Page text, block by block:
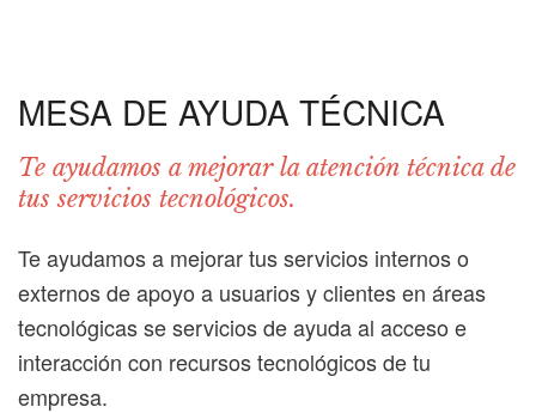
MESA DE AYUDA TÉCNICA
Te ayudamos a mejorar la atención técnica de
tus servicios tecnológicos.
Te ayudamos a mejorar tus servicios internos o
externos de apoyo a usuarios y clientes en áreas
tecnológicas se servicios de ayuda al acceso e
interacción con recursos tecnológicos de tu
empresa.